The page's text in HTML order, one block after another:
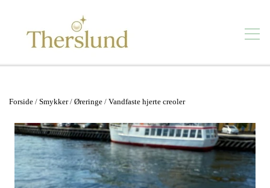
Smykker
Se alt
Vandfaste smykker
Kontakt
Forhandlere
Forside Smykker Øreringe Vandfaste hjerte creoler